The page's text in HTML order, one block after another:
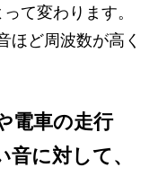
て変わります。
ほど周波数が高く
電車の走行
に対して、